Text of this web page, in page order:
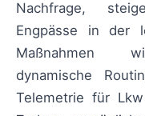
Nachfrage,
Engpässe in der
Maßnahmen
dynamische
Telemetrie für